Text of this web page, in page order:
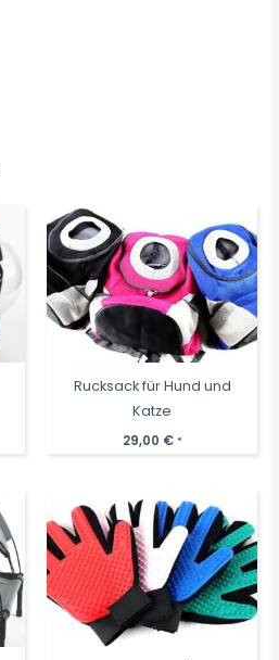
Rucksack für Hund und
Katze
29,00 € *